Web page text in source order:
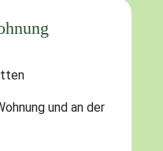
und an der